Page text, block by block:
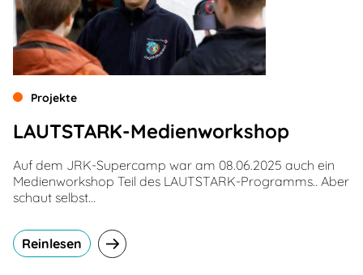
Projekte
LAUTSTARK-Medienworkshop
Auf dem JRK-Supercamp war am 08.06.2025 auch ein
Medienworkshop Teil des LAUTSTARK-Programms.. Aber
schaut selbst…
Reinlesen